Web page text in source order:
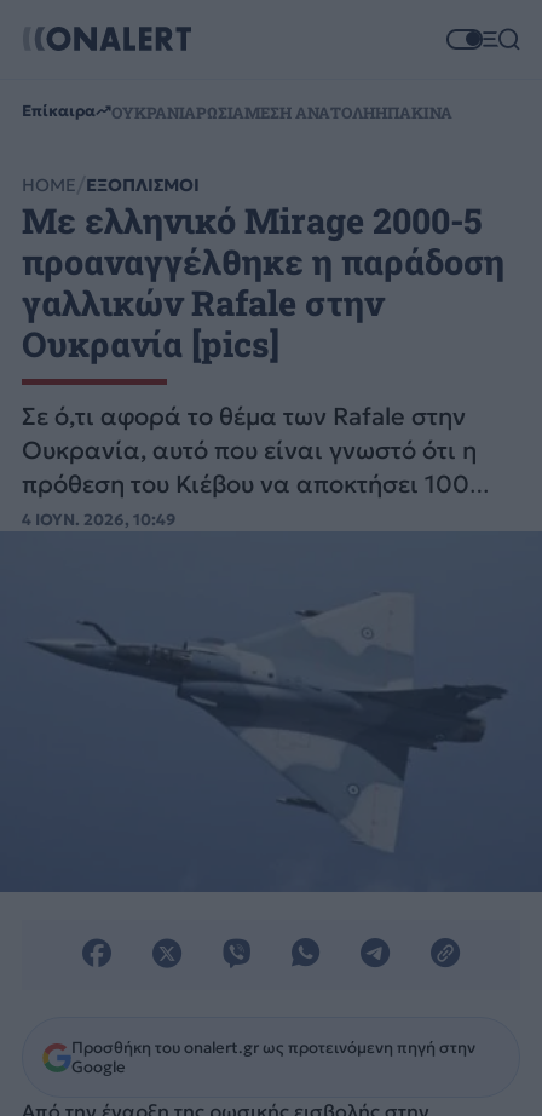
Επίκαιρα ΟΥΚΡΑΝΙΑΡΩΣΙΑΜΕΣΗ ΑΝΑΤΟΛΗΗΠΑΚΙΝΑ
HOME ΕΞΟΠΛΙΣΜΟΙ
Με ελληνικό Mirage 2000-5
προαναγγέλθηκε η παράδοση
γαλλικών Rafale στην
Ουκρανία [pics]
Σε ό,τι αφορά το θέμα των Rafale στην
Ουκρανία, αυτό που είναι γνωστό ότι η
πρόθεση του Κιέβου να αποκτήσει 100
γαλλικές «ριπές ανέμου».
4 ΙΟΥΝ. 2026, 10:49
Προσθήκη του onalert.gr ως προτεινόμενη πηγή στην
Google
Από την έναρξη της ρωσικής εισβολής στην